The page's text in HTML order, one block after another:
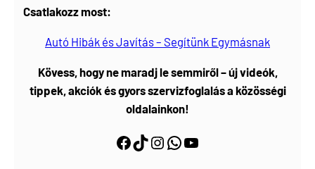
Csatlakozz most:
Autó Hibák és Javítás – Segítünk Egymásnak
Kövess, hogy ne maradj le semmiről – új videók,
tippek, akciók és gyors szervizfoglalás a közösségi
oldalainkon!
Facebook https://www.tiktok.com/@myautoszerviz.hu https://www.instagram.com/myautoszerviz.hu/ wa.me/36202877611 YouTube